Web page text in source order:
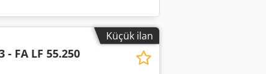
Küçük ilan
- FA LF 55.250